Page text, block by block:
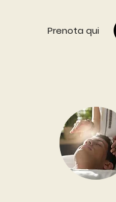
Prenota qui